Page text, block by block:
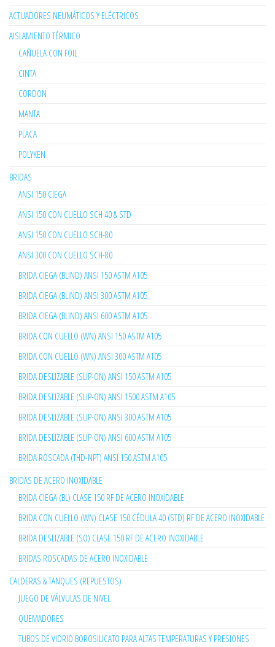
ACTUADORES NEUMÁTICOS Y ELÉCTRICOS
AISLAMIENTO TÉRMICO
CAÑUELA CON FOIL
CINTA
CORDON
MANTA
PLACA
POLYKEN
BRIDAS
ANSI 150 CIEGA
ANSI 150 CON CUELLO SCH 40 & STD
ANSI 150 CON CUELLO SCH-80
ANSI 300 CON CUELLO SCH-80
BRIDA CIEGA (BLIND) ANSI 150 ASTM A105
BRIDA CIEGA (BLIND) ANSI 300 ASTM A105
BRIDA CIEGA (BLIND) ANSI 600 ASTM A105
BRIDA CON CUELLO (WN) ANSI 150 ASTM A105
BRIDA CON CUELLO (WN) ANSI 300 ASTM A105
BRIDA DESLIZABLE (SLIP-ON) ANSI 150 ASTM A105
BRIDA DESLIZABLE (SLIP-ON) ANSI 1500 ASTM A105
BRIDA DESLIZABLE (SLIP-ON) ANSI 300 ASTM A105
BRIDA DESLIZABLE (SLIP-ON) ANSI 600 ASTM A105
BRIDA ROSCADA (THD-NPT) ANSI 150 ASTM A105
BRIDAS DE ACERO INOXIDABLE
BRIDA CIEGA (BL) CLASE 150 RF DE ACERO INOXIDABLE
BRIDA CON CUELLO (WN) CLASE 150 CÉDULA 40 (STD) RF DE ACERO INOXIDABLE
BRIDA DESLIZABLE (SO) CLASE 150 RF DE ACERO INOXIDABLE
BRIDAS ROSCADAS DE ACERO INOXIDABLE
CALDERAS & TANQUES (REPUESTOS)
JUEGO DE VÁLVULAS DE NIVEL
QUEMADORES
TUBOS DE VIDRIO BOROSILICATO PARA ALTAS TEMPERATURAS Y PRESIONES